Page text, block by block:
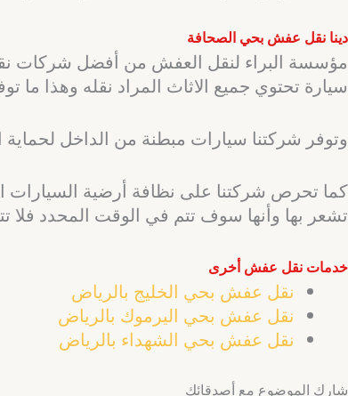
دينا نقل عفش بحي الصحافة
مؤسسة البراء لنقل العفش من أفضل شركات
سيارة تحتوي جميع الاثاث المراد نقله وهذا ما
وتوفر شركتنا سيارات مبطنة من الداخل لحماية
كما تحرص شركتنا على نظافة أرضية السيارات
تشعر بها وأنها سوف تتم في الوقت المحدد فلا
خدمات نقل عفش أخرى
نقل عفش بحي الخليج بالرياض
نقل عفش بحي اليرموك بالرياض
نقل عفش بحي الشهداء بالرياض
شارك الموضوع مع أصدقائك